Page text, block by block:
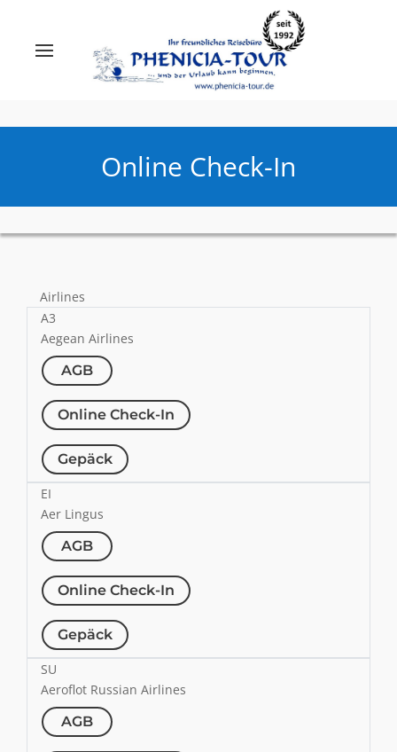
Online Check-In
Airlines
A3
Aegean Airlines
AGB
Online Check-In
Gepäck
EI
Aer Lingus
AGB
Online Check-In
Gepäck
SU
Aeroflot Russian Airlines
AGB